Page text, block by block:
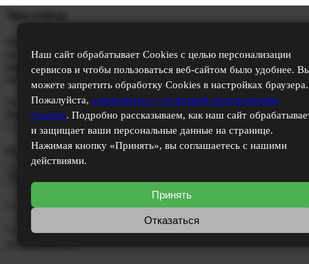
бодрости и позитива. Чистота материалов, простые линии и
формы. Природные естественные цвета. Красиво и
невероятно эстетично.
Узнайте стоимость ремонта
Вашей квартиры
с учетом работ и всех материалов
Введите площадь квартиры:
Стоимость ремонта:₽
Cтоимость отделки при беспроцентной рассрочке на 6
Наш сайт обрабатывает Cookies с целью персонализации
сервисов и чтобы пользоваться веб-сайтом было удобнее.
можете запретить обработку Cookies в настройках браузера.
Пожалуйста, ознакомьтесь с политикой использования
Cookies. Подробно рассказываем, как наш сайт
и защищает ваши персональные данные на странице.
Нажимая кнопку «Принять», вы соглашаетесь с нашими
действиями.
Принять
Отказаться